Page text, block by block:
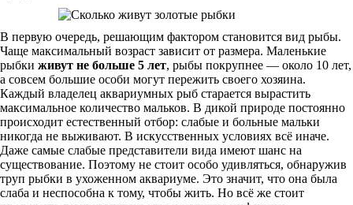
В первую очередь, решающим фактором становится вид рыбы.
Чаще максимальный возраст зависит от размера. Маленькие
рыбки живут не больше 5 лет, рыбы покрупнее — около 10 лет,
а совсем большие особи могут пережить своего хозяина.
Каждый владелец аквариумных рыб старается вырастить
максимальное количество мальков. В дикой природе постоянно
происходит естественный отбор: слабые и больные мальки
никогда не выживают. В искусственных условиях всё иначе.
Даже самые слабые представители вида имеют шанс на
существование. Поэтому не стоит особо удивляться, обнаружив
труп рыбки в ухоженном аквариуме. Это значит, что она была
слаба и неспособна к тому, чтобы жить. Но всё же стоит